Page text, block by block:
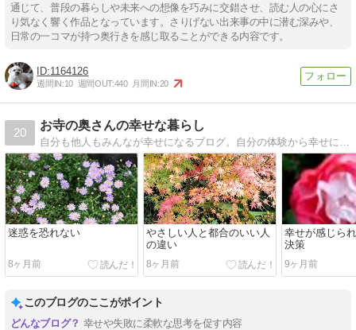
通じて、普段の暮らしや未来への想像を巧みに交錯させ、読む人の心にさ
り気なく響く作品となっています。さりげない出来事の中に潜む深みや、
日常の一コマが持つ奥行きを感じ取ることができる内容です。
1164126
週間IN:10 週間OUT:440 月間IN:20
20
お寺の奥さんの幸せな暮らし
自分も他人もみんなが幸せになるブログ。自分の体験から幸せになる方法(健康・人間関係・考え方など)を紹介します。
迷惑を恐れない
8ヶ月前
やさしい人と都合のいい人
の違い
8ヶ月前
幸せが感じら
決策
9ヶ月前
このブログのここがポイント
幸せや失敗に柔軟な思考を促す内容